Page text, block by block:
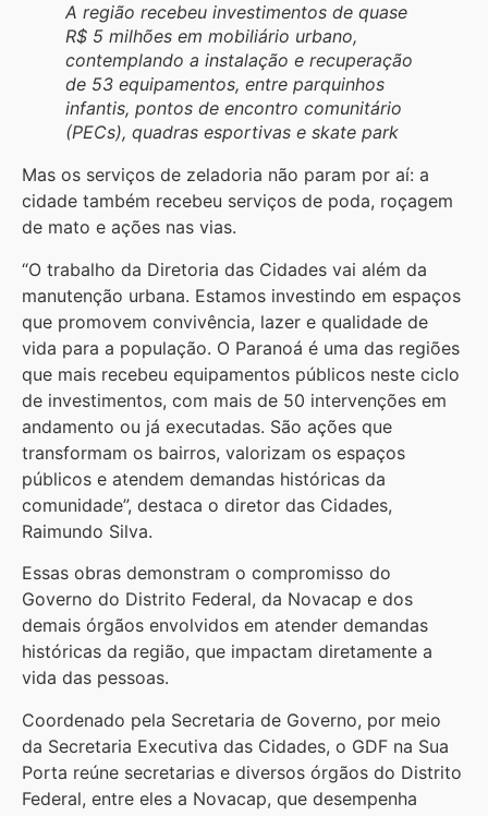
A região recebeu investimentos de quase
R$ 5 milhões em mobiliário urbano,
contemplando a instalação e recuperação
de 53 equipamentos, entre parquinhos
infantis, pontos de encontro comunitário
(PECs), quadras esportivas e skate park
Mas os serviços de zeladoria não param por aí: a
cidade também recebeu serviços de poda, roçagem
de mato e ações nas vias.
“O trabalho da Diretoria das Cidades vai além da
manutenção urbana. Estamos investindo em espaços
que promovem convivência, lazer e qualidade de
vida para a população. O Paranoá é uma das regiões
que mais recebeu equipamentos públicos neste ciclo
de investimentos, com mais de 50 intervenções em
andamento ou já executadas. São ações que
transformam os bairros, valorizam os espaços
públicos e atendem demandas históricas da
comunidade”, destaca o diretor das Cidades,
Raimundo Silva.
Essas obras demonstram o compromisso do
Governo do Distrito Federal, da Novacap e dos
demais órgãos envolvidos em atender demandas
históricas da região, que impactam diretamente a
vida das pessoas.
Coordenado pela Secretaria de Governo, por meio
da Secretaria Executiva das Cidades, o GDF na Sua
Porta reúne secretarias e diversos órgãos do Distrito
Federal, entre eles a Novacap, que desempenha